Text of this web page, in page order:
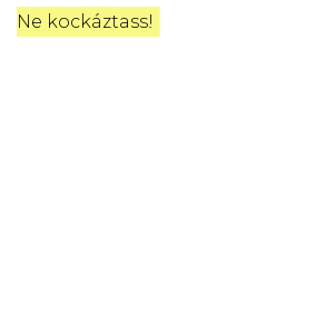
Ne kockáztass!